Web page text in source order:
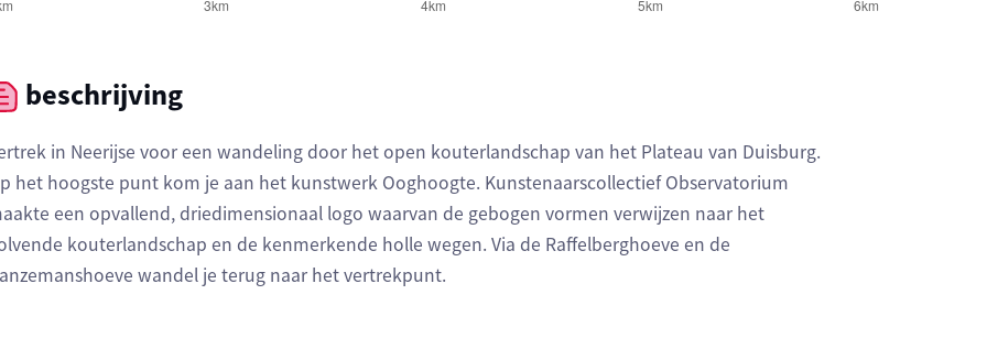
beschrijving
in Neerijse voor een wandeling door het open kouterlandschap van het Plateau van Duisburg.
het hoogste punt kom je aan het kunstwerk Ooghoogte. Kunstenaarscollectief Observatorium
een opvallend, driedimensionaal logo waarvan de gebogen vormen verwijzen naar het
kouterlandschap en de kenmerkende holle wegen. Via de Raffelberghoeve en de
wandel je terug naar het vertrekpunt.